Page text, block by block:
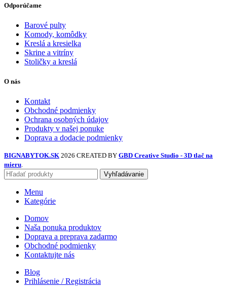
Odporúčame
Barové pulty
Komody, komôdky
Kreslá a kresielka
Skrine a vitríny
Stoličky a kreslá
O nás
Kontakt
Obchodné podmienky
Ochrana osobných údajov
Produkty v našej ponuke
Doprava a dodacie podmienky
BIGNABYTOK.SK 2026 CREATED BY GBD Creative Studio - 3D tlač na
mieru.
Vyhľadávanie
Menu
Kategórie
Domov
Naša ponuka produktov
Doprava a preprava zadarmo
Obchodné podmienky
Kontaktujte nás
Blog
Prihlásenie / Registrácia